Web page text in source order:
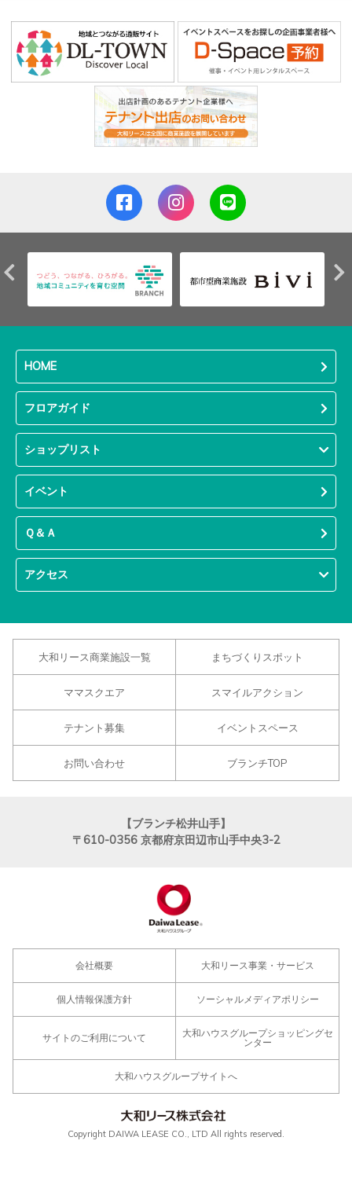
HOME
フロアガイド
ショップリスト
イベント
Ｑ＆Ａ
アクセス
大和リース商業施設一覧 まちづくりスポット
ママスクエア スマイルアクション
テナント募集 イベントスペース
お問い合わせ ブランチTOP
【ブランチ松井山手】
〒610-0356 京都府京田辺市山手中央3-2
会社概要 大和リース事業・サービス
個人情報保護方針 ソーシャルメディアポリシー
サイトのご利用について
大和ハウスグループショッピングセ
ンター
大和ハウスグループサイトへ
Copyright DAIWA LEASE CO., LTD All rights reserved.